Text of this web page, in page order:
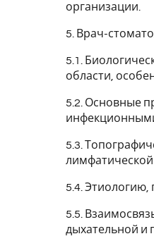
организации.
5. Врач-
5.1.
области,
5.2. Основные
5.3.
5.4. Этиологию,
5.5.
дыхательной и